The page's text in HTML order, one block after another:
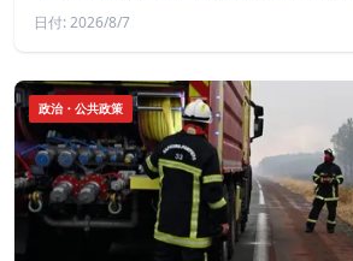
日付: 2026/8/7
政治・公共政策